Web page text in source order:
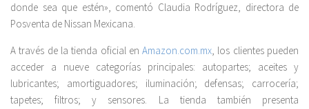
donde sea que estén», comentó Claudia Rodríguez, directora de
Posventa de Nissan Mexicana.
A través de la tienda oficial enAmazon.com.mx, los clientes pueden
acceder a nueve categorías principales: autopartes; aceites y
lubricantes; amortiguadores; iluminación; defensas; carrocería;
tapetes; filtros; y sensores. La tienda también presenta